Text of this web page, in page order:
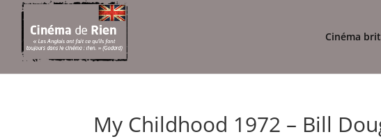
Cinéma
My Childhood 1972 – Bill